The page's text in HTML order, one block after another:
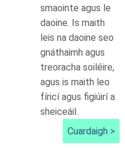
smaointe agus le
daoine. Is maith
leis na daoine seo
gnáthaimh agus
treoracha soiléire,
agus is maith leo
fíricí agus figiúirí a
sheiceáil.
Cuardaigh >